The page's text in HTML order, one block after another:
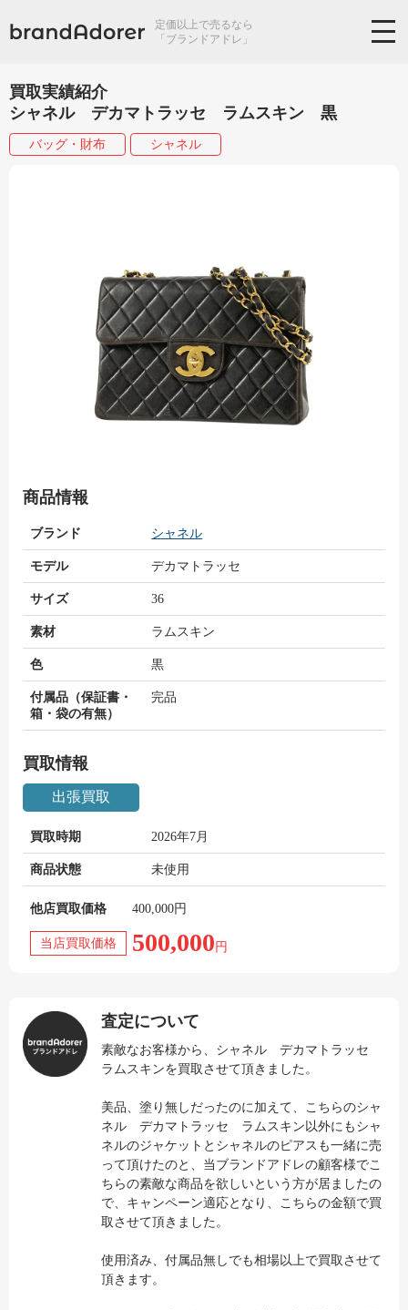
定価以上で売るなら
「ブランドアドレ」
買取実績紹介
シャネル デカマトラッセ ラムスキン 黒
バッグ・財布 シャネル
商品情報
ブランド シャネル
モデル デカマトラッセ
サイズ 36
素材 ラムスキン
色 黒
付属品（保証書・
箱・袋の有無）
完品
買取情報
出張買取
買取時期 2026年7月
商品状態 未使用
他店買取価格 400,000円
当店買取価格 500,000 円
査定について
素敵なお客様から、シャネル デカマトラッセ
ラムスキンを買取させて頂きました。
美品、塗り無しだったのに加えて、こちらのシャ
ネル デカマトラッセ ラムスキン以外にもシャ
ネルのジャケットとシャネルのピアスも一緒に売
って頂けたのと、当ブランドアドレの顧客様でこ
ちらの素敵な商品を欲しいという方が居ましたの
で、キャンペーン適応となり、こちらの金額で買
取させて頂きました。
使用済み、付属品無しでも相場以上で買取させて
頂きます。